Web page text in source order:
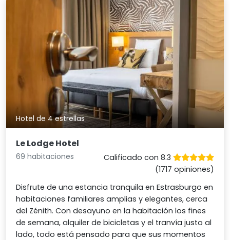
Hotel de 4 estrellas
Le Lodge Hotel
69 habitaciones
Calificado con 8.3
(1717 opiniones)
Disfrute de una estancia tranquila en Estrasburgo en
habitaciones familiares amplias y elegantes, cerca
del Zénith. Con desayuno en la habitación los fines
de semana, alquiler de bicicletas y el tranvía justo al
lado, todo está pensado para que sus momentos